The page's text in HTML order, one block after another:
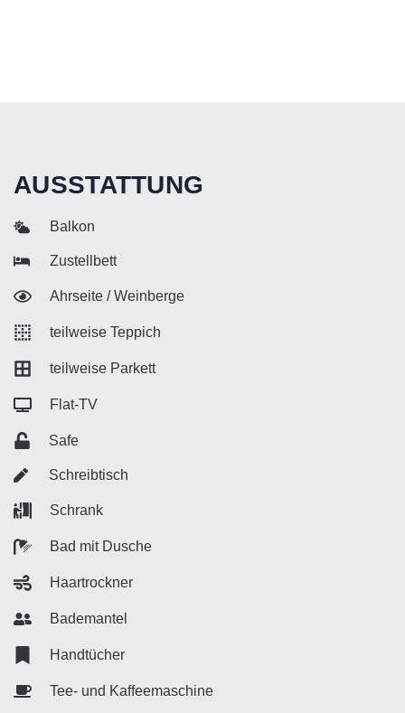
AUSSTATTUNG
Balkon
Zustellbett
Ahrseite / Weinberge
teilweise Teppich
teilweise Parkett
Flat-TV
Safe
Schreibtisch
Schrank
Bad mit Dusche
Haartrockner
Bademantel
Handtücher
Tee- und Kaffeemaschine